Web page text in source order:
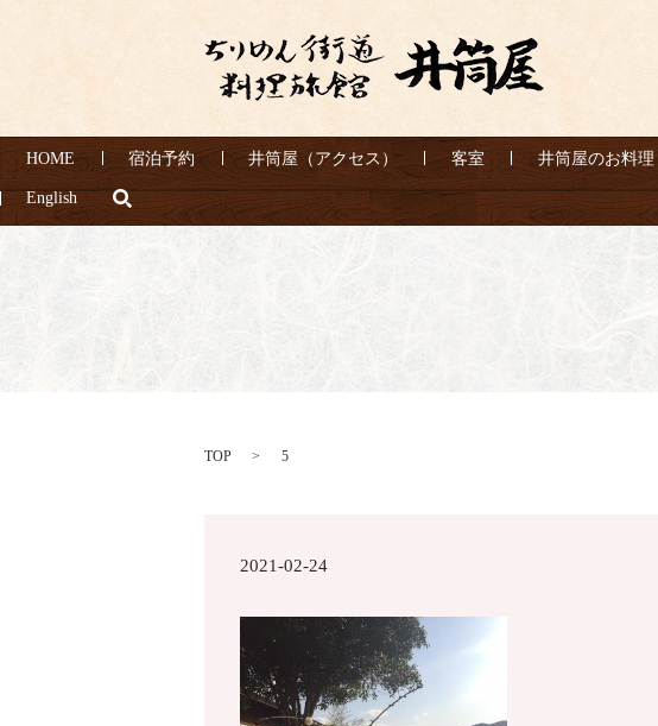
HOME 宿泊予約 井筒屋（アクセス） 客室 井筒屋のお料理
English
TOP 5
2021-02-24